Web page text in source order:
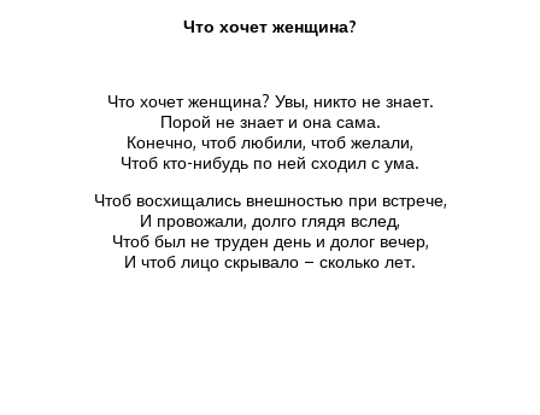
Что хочет женщина?
Что хочет женщина? Увы, никто не знает.
Порой не знает и она сама.
Конечно, чтоб любили, чтоб желали,
Чтоб кто-нибудь по ней сходил с ума.
Чтоб восхищались внешностью при встрече,
И провожали, долго глядя вслед,
Чтоб был не труден день и долог вечер,
И чтоб лицо скрывало – сколько лет.